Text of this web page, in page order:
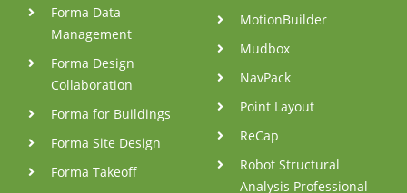
Forma Data
Management
Forma Design
Collaboration
Forma for Buildings
Forma Site Design
Forma Takeoff
MotionBuilder
Mudbox
NavPack
Point Layout
ReCap
Robot Structural
Analysis Professional